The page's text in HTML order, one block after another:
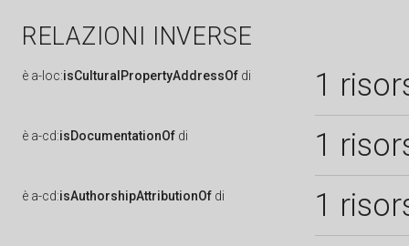
RELAZIONI INVERSE
è a-loc:isCulturalPropertyAddressOf di 1
è a-cd:isDocumentationOf di 1
è a-cd:isAuthorshipAttributionOf di 1